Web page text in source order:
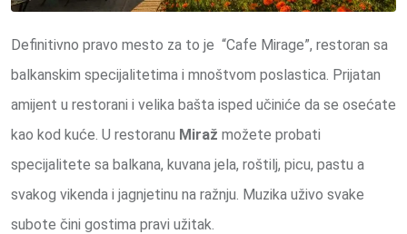
Definitivno pravo mesto za to je “Cafe Mirage”, restoran sa
balkanskim specijalitetima i mnoštvom poslastica. Prijatan
amijent u restorani i velika bašta isped učiniće da se osećate
kao kod kuće. U restoranu Miraž možete probati
specijalitete sa balkana, kuvana jela, roštilj, picu, pastu a
svakog vikenda i jagnjetinu na ražnju. Muzika uživo svake
subote čini gostima pravi užitak.